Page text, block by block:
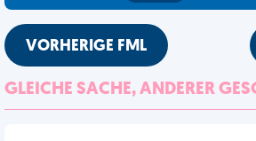
VORHERIGE FML
GLEICHE SACHE, ANDERER